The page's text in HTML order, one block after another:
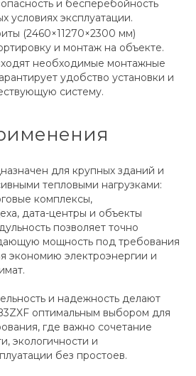
и бесперебойность
условиях эксплуатации.
(2460×11270×2300 мм)
и монтаж на объекте.
необходимые монтажные
удобство установки и
систему.
для крупных зданий и
тепловыми нагрузками:
комплексы,
дата-центры и объекты
позволяет точно
мощность под требования
экономию электроэнергии и
и надежность делают
оптимальным выбором для
где важно сочетание
экологичности и
без простоев.